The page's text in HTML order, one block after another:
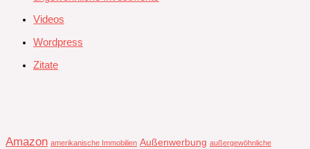
Videos
Wordpress
Zitate
Amazon amerikanische Immobilien Außenwerbung außergewöhnliche